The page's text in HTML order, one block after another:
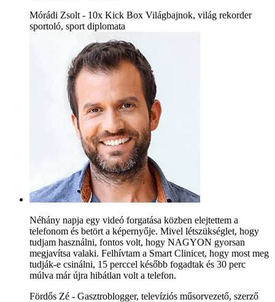
Mórádi Zsolt - 10x Kick Box Világbajnok, világ rekorder
sportoló, sport diplomata
Néhány napja egy videó forgatása közben elejtettem a
telefonom és betört a képernyője. Mivel létszükséglet, hogy
tudjam használni, fontos volt, hogy NAGYON gyorsan
megjavítsa valaki. Felhívtam a Smart Clinicet, hogy most meg
tudják-e csinálni, 15 perccel később fogadtak és 30 perc
múlva már újra hibátlan volt a telefon.
Fördős Zé - Gasztroblogger, televíziós műsorvezető, szerző